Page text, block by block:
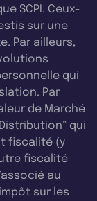
SCPI. Ceux-
sur une
Par ailleurs,
qui
Par
de Marché
qui
fiscalité (y
fiscalité
au
sur les